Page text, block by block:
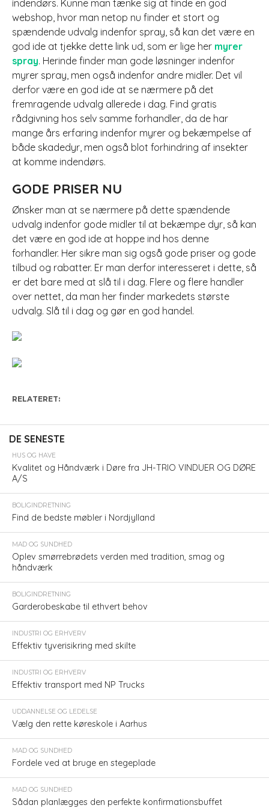
indendørs. Kunne man tænke sig at finde en god
webshop, hvor man netop nu finder et stort og
spændende udvalg indenfor spray, så kan det være en
god ide at tjekke dette link ud, som er lige her myrer
spray. Herinde finder man gode løsninger indenfor
myrer spray, men også indenfor andre midler. Det vil
derfor være en god ide at se nærmere på det
fremragende udvalg allerede i dag. Find gratis
rådgivning hos selv samme forhandler, da de har
mange års erfaring indenfor myrer og bekæmpelse af
både skadedyr, men også blot forhindring af insekter
at komme indendørs.
GODE PRISER NU
Ønsker man at se nærmere på dette spændende
udvalg indenfor gode midler til at bekæmpe dyr, så kan
det være en god ide at hoppe ind hos denne
forhandler. Her sikre man sig også gode priser og gode
tilbud og rabatter. Er man derfor interesseret i dette, så
er det bare med at slå til i dag. Flere og flere handler
over nettet, da man her finder markedets største
udvalg. Slå til i dag og gør en god handel.
RELATERET:
DE SENESTE
HUS OG HAVE
Kvalitet og Håndværk i Døre fra JH-TRIO VINDUER OG DØRE
A/S
BOLIGINDRETNING
Find de bedste møbler i Nordjylland
MAD OG SUNDHED
Oplev smørrebrødets verden med tradition, smag og
håndværk
BOLIGINDRETNING
Garderobeskabe til ethvert behov
INDUSTRI OG ERHVERV
Effektiv tyverisikring med skilte
INDUSTRI OG ERHVERV
Effektiv transport med NP Trucks
UDDANNELSE OG LEDELSE
Vælg den rette køreskole i Aarhus
MAD OG SUNDHED
Fordele ved at bruge en stegeplade
MAD OG SUNDHED
Sådan planlægges den perfekte konfirmationsbuffet